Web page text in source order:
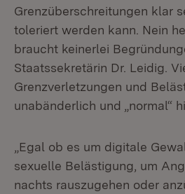
Grenzüberschreitungen klar
toleriert werden kann. Nein
braucht keinerlei
Staatssekretärin Dr. Leidig.
Grenzverletzungen und
unabänderlich und „normal“
„Egal ob es um digitale
sexuelle Belästigung, um
nachts rauszugehen oder